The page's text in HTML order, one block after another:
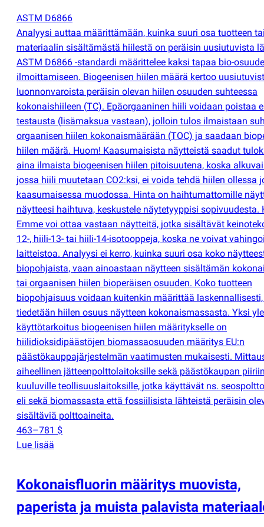
ASTM D6866
Analyysi auttaa määrittämään, kuinka suuri osa tuotteen
materiaalin sisältämästä hiilestä on peräisin uusiutuvista
ASTM D6866 -standardi määrittelee kaksi tapaa bio-
ilmoittamiseen. Biogeenisen hiilen määrä kertoo
luonnonvaroista peräisin olevan hiilen osuuden suhteessa
kokonaishiileen (TC). Epäorgaaninen hiili voidaan poistaa
testausta ( lisämaksua vastaan), jolloin tulos ilmaistaan
orgaanisen hiilen kokonaismäärään (TOC) ja saadaan
hiilen määrä. Huom! Kaasumaisista näytteistä saadut
aina ilmaista biogeenisen hiilen pitoisuutena, koska
jossa hiili muutetaan CO2:ksi, ei voida tehdä hiilen ollessa
kaasumaisessa muodossa. Hinta on haihtumattomille
näytteesi haihtuva, keskustele näytetyyppisi sopivuudesta.
Emme voi ottaa vastaan näytteitä, jotka sisältävät
12-, hiili-13- tai hiili-14-isotooppeja, koska ne voivat
laitteistoa. Analyysi ei kerro, kuinka suuri osa koko
biopohjaista, vaan ainoastaan näytteen sisältämän
tai orgaanisen hiilen bioperäisen osuuden. Koko tuotteen
biopohjaisuus voidaan kuitenkin määrittää
tiedetään hiilen osuus näytteen kokonaismassasta. Yksi
käyttötarkoitus biogeenisen hiilen määritykselle on
hiilidioksidipäästöjen biomassaosuuden määritys EU:n
päästökauppajärjestelmän vaatimusten mukaisesti.
aiheellinen jätteenpolttolaitoksille sekä päästökaupan
kuuluville teollisuuslaitoksille, jotka käyttävät ns.
eli sekä biomassasta että fossiilisista lähteistä peräisin
sisältäviä polttoaineita.
463–781 $
Lue lisää
Kokonaisfluorin määritys muovista,
paperista ja muista palavista